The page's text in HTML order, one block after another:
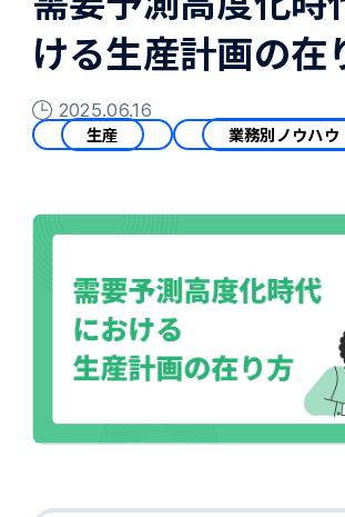
特長・選ばれる理由
ブランドコア
PROACTIVE AI
ATWILL Platform
プロダクト
機能
管理会計
オファリング
業務特化型オファリング
会計 PROACTIVE Finance
人事・給与 PROACTIVE People
販売管理 PROACTIVE Sales
お役立ち情報
資料ダウンロード
よくあるご質問
コラム
ける生産計画の在
2025.06.16
生産 業務別ノウハウ